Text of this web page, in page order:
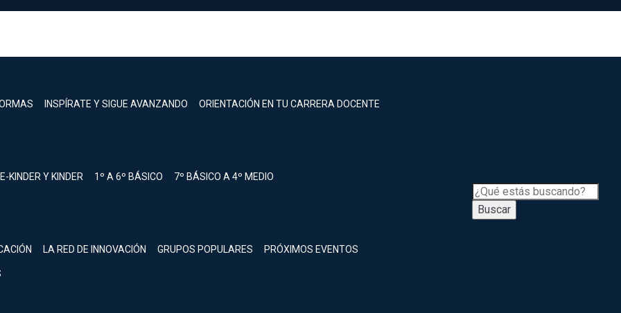
INSPÍRATE Y SIGUE AVANZANDO ORIENTACIÓN EN TU CARRERA DOCENTE
KINDER Y KINDER 1º A 6º BÁSICO 7º BÁSICO A 4º MEDIO
LA RED DE INNOVACIÓN GRUPOS POPULARES PRÓXIMOS EVENTOS
Buscar
Inicia sesión.